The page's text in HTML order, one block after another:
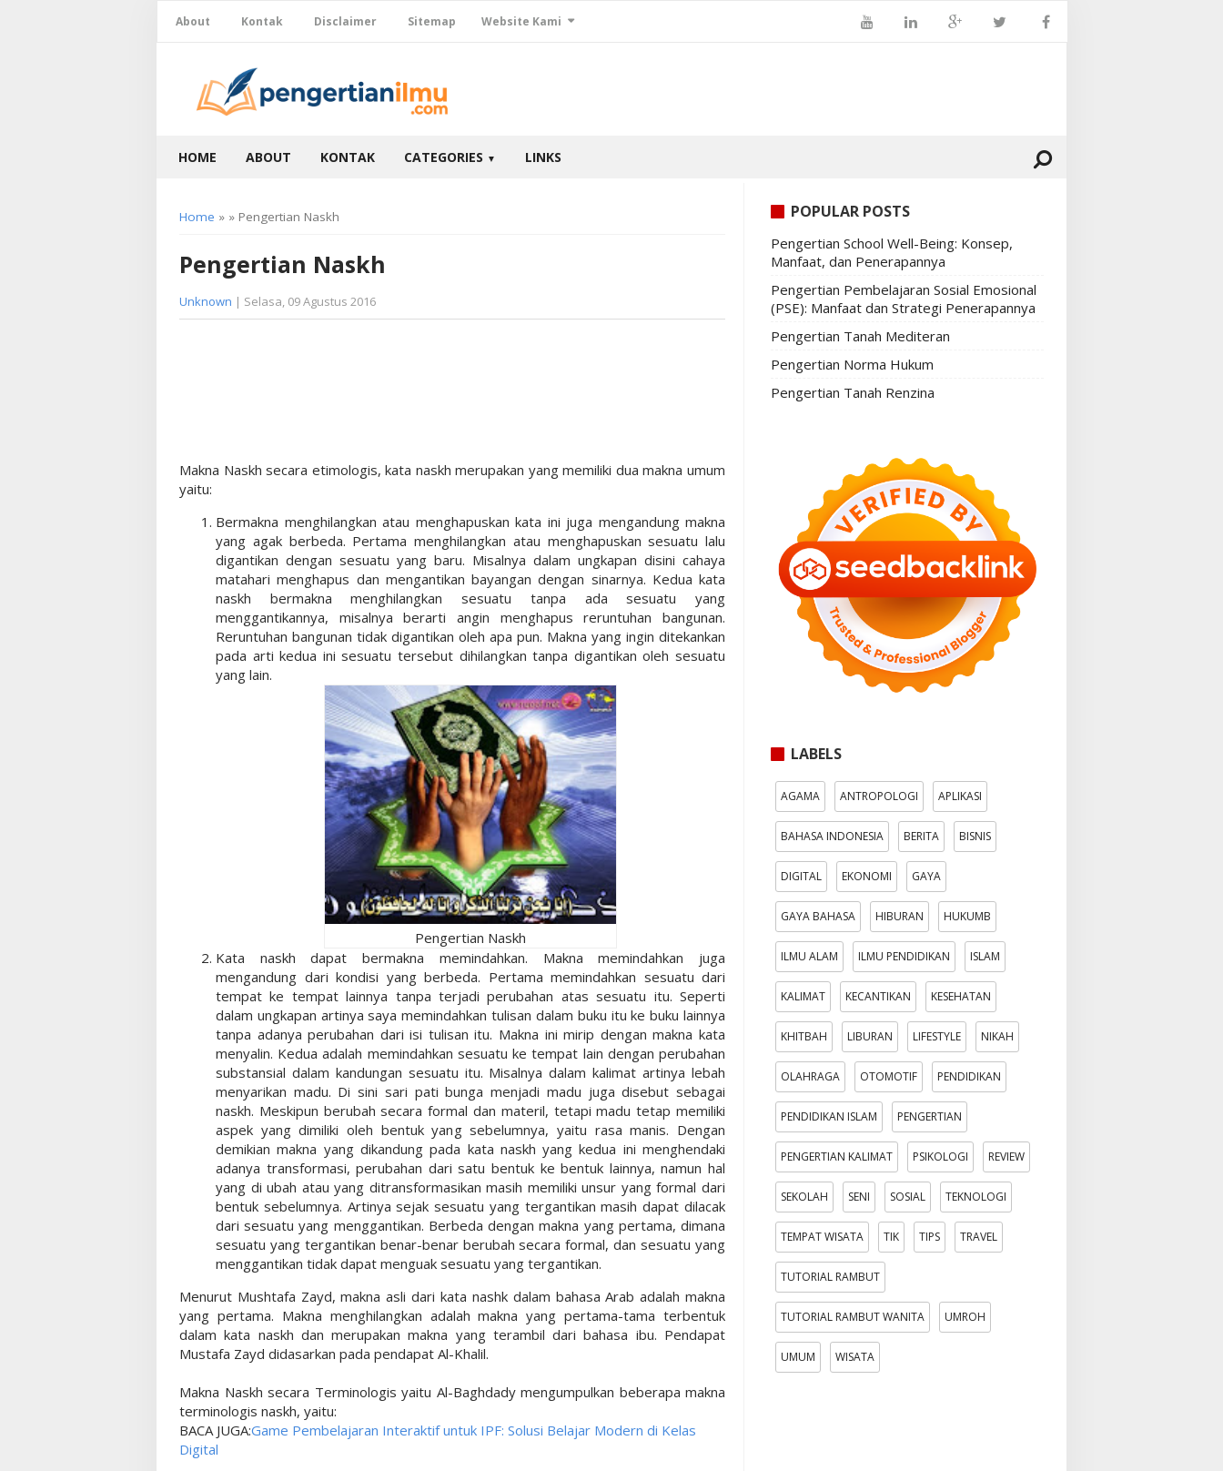
About Kontak Disclaimer Sitemap Website Kami
HOME ABOUT KONTAK CATEGORIES ▼ LINKS
Home » » Pengertian Naskh
Pengertian Naskh
Unknown | Selasa, 09 Agustus 2016
Makna Naskh secara etimologis, kata naskh merupakan yang memiliki dua makna umum
yaitu:
Bermakna menghilangkan atau menghapuskan kata ini juga mengandung makna
yang agak berbeda. Pertama menghilangkan atau menghapuskan sesuatu lalu
digantikan dengan sesuatu yang baru. Misalnya dalam ungkapan disini cahaya
matahari menghapus dan mengantikan bayangan dengan sinarnya. Kedua kata
naskh bermakna menghilangkan sesuatu tanpa ada sesuatu yang
menggantikannya, misalnya berarti angin menghapus reruntuhan bangunan.
Reruntuhan bangunan tidak digantikan oleh apa pun. Makna yang ingin ditekankan
pada arti kedua ini sesuatu tersebut dihilangkan tanpa digantikan oleh sesuatu
yang lain.
Pengertian Naskh
Kata naskh dapat bermakna memindahkan. Makna memindahkan juga
mengandung dari kondisi yang berbeda. Pertama memindahkan sesuatu dari
tempat ke tempat lainnya tanpa terjadi perubahan atas sesuatu itu. Seperti
dalam ungkapan artinya saya memindahkan tulisan dalam buku itu ke buku lainnya
tanpa adanya perubahan dari isi tulisan itu. Makna ini mirip dengan makna kata
menyalin. Kedua adalah memindahkan sesuatu ke tempat lain dengan perubahan
substansial dalam kandungan sesuatu itu. Misalnya dalam kalimat artinya lebah
menyarikan madu. Di sini sari pati bunga menjadi madu juga disebut sebagai
naskh. Meskipun berubah secara formal dan materil, tetapi madu tetap memiliki
aspek yang dimiliki oleh bentuk yang sebelumnya, yaitu rasa manis. Dengan
demikian makna yang dikandung pada kata naskh yang kedua ini menghendaki
adanya transformasi, perubahan dari satu bentuk ke bentuk lainnya, namun hal
yang di ubah atau yang ditransformasikan masih memiliki unsur yang formal dari
bentuk sebelumnya. Artinya sejak sesuatu yang tergantikan masih dapat dilacak
dari sesuatu yang menggantikan. Berbeda dengan makna yang pertama, dimana
sesuatu yang tergantikan benar-benar berubah secara formal, dan sesuatu yang
menggantikan tidak dapat menguak sesuatu yang tergantikan.
Menurut Mushtafa Zayd, makna asli dari kata nashk dalam bahasa Arab adalah makna
yang pertama. Makna menghilangkan adalah makna yang pertama-tama terbentuk
dalam kata naskh dan merupakan makna yang terambil dari bahasa ibu. Pendapat
Mustafa Zayd didasarkan pada pendapat Al-Khalil.
Makna Naskh secara Terminologis yaitu Al-Baghdady mengumpulkan beberapa makna
terminologis naskh, yaitu:
BACA JUGA:Game Pembelajaran Interaktif untuk IPF: Solusi Belajar Modern di Kelas
Digital
POPULAR POSTS
Pengertian School Well-Being: Konsep,
Manfaat, dan Penerapannya
Pengertian Pembelajaran Sosial Emosional
(PSE): Manfaat dan Strategi Penerapannya
Pengertian Tanah Mediteran
Pengertian Norma Hukum
Pengertian Tanah Renzina
LABELS
AGAMA ANTROPOLOGI APLIKASI
BAHASA INDONESIA BERITA BISNIS
DIGITAL EKONOMI GAYA
GAYA BAHASA HIBURAN HUKUMB
ILMU ALAM ILMU PENDIDIKAN ISLAM
KALIMAT KECANTIKAN KESEHATAN
KHITBAH LIBURAN LIFESTYLE NIKAH
OLAHRAGA OTOMOTIF PENDIDIKAN
PENDIDIKAN ISLAM PENGERTIAN
PENGERTIAN KALIMAT PSIKOLOGI REVIEW
SEKOLAH SENI SOSIAL TEKNOLOGI
TEMPAT WISATA TIK TIPS TRAVEL
TUTORIAL RAMBUT
TUTORIAL RAMBUT WANITA UMROH
UMUM WISATA